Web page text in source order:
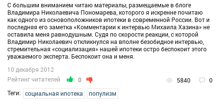
С большим вниманием читаю материалы, размещаемые в блоге
Владимира Николаевича Пономарева, которого я искренне почитаю
как одного из основоположников ипотеки в современной России. Вот и
последняя его заметка «Комментарии к интервью Михаила Хазина» не
оставила меня равнодушным. Судя по скорости реакции, с которой
Владимир Николаевич откликнулся на вполне безобидное интервью,
стремительная «социализация» нашей ипотеки остро беспокоит этого
уважаемого эксперта. Беспокоит она и меня.
Рейтинг читателей 0 5840 0
10 декабря 2012
Теги: социальная ипотека популизм